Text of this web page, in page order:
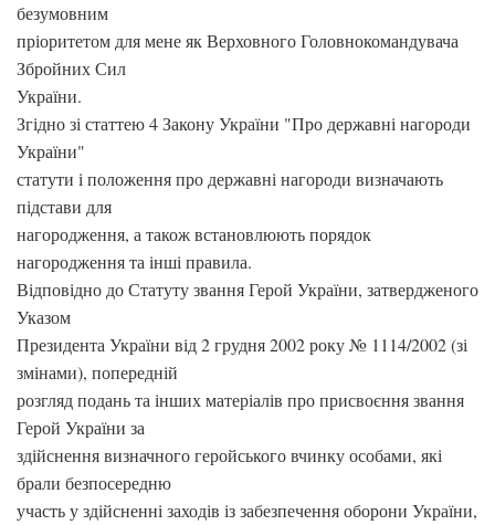
безумовним
пріоритетом для мене як Верховного Головнокомандувача
Збройних Сил
України.
Згідно зі статтею 4 Закону України "Про державні нагороди
України"
статути і положення про державні нагороди визначають
підстави для
нагородження, а також встановлюють порядок
нагородження та інші правила.
Відповідно до Статуту звання Герой України, затвердженого
Указом
Президента України від 2 грудня 2002 року № 1114/2002 (зі
змінами), попередній
розгляд подань та інших матеріалів про присвоєння звання
Герой України за
здійснення визначного геройського вчинку особами, які
брали безпосередню
участь у здійсненні заходів із забезпечення оборони України,